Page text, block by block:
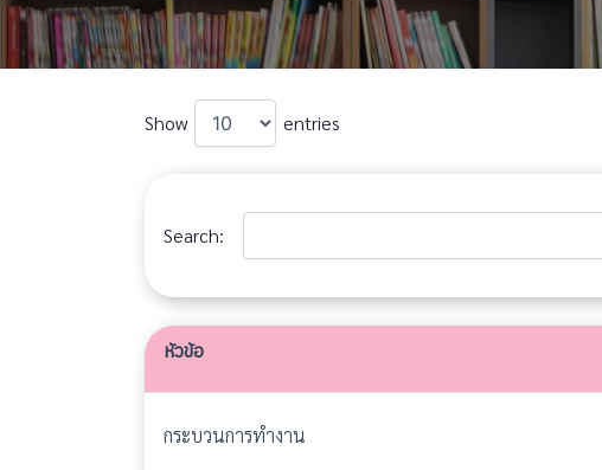
Show entries
Search:
หัวข้อ
กระบวนการทำงาน